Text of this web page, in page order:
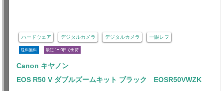
ハードウェア デジタルカメラ デジタルカメラ 一眼レフ
送料無料 最短 1〜3日で出荷
Canon キヤノン
EOS R50 V ダブルズームキット ブラック EOSR50VWZK